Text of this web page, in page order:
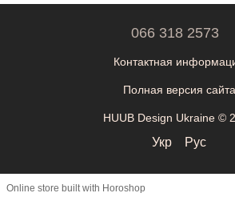
066 318 2573
Контактная
Полная версия сайта
HUUB Design Ukraine ©
Укр Рус
Online store built with Horoshop